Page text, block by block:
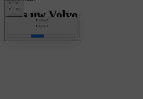
Kies uw Volvo